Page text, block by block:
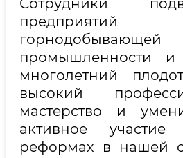
Сотрудники
предприятий
горнодобывающей
промышленности и
многолетний
высокий
мастерство и
активное
реформах в нашей